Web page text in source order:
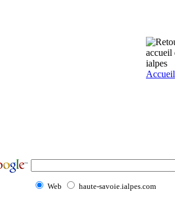
Web haute-savoie.ialpes.com
Accueil